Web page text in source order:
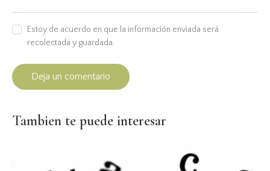
Estoy de acuerdo en que la información enviada será
recolectada y guardada.
Tambien te puede interesar